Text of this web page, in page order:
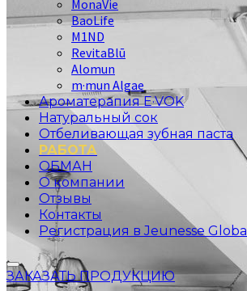
MonaVie
BaoLife
M1ND
RevitaBlū
Alomun
m·mun Algae
Ароматерапия E·VOK
Натуральный сок
Отбеливающая зубная паста
РАБОТА
ОБМАН
О компании
Отзывы
Контакты
Регистрация в Jeunesse Global
ЗАКАЗАТЬ ПРОДУКЦИЮ